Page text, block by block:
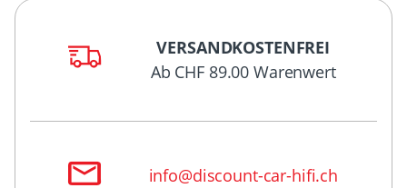
VERSANDKOSTENFREI
Ab CHF 89.00 Warenwert
info@discount-car-hifi.ch